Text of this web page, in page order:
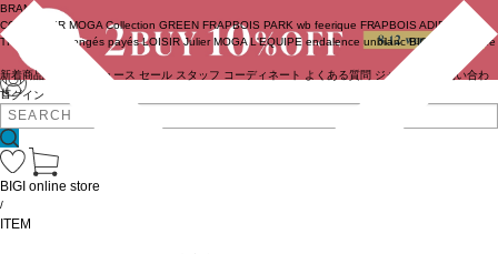
ログイン
BRAND
COUTURIER MOGA Collection GREEN FRAPBOIS PARK wb feerique FRAPBOIS ADIEU
TRISTESSE
congés payés LOISIR Julier MOGA L'EQUIPE endalence unbilanc BIGI online store
新着商品 ニュース セール スタッフ コーディネート よくある質問 ジャーナル
お問い合わ
せ
BIGI online store
/
ITEM